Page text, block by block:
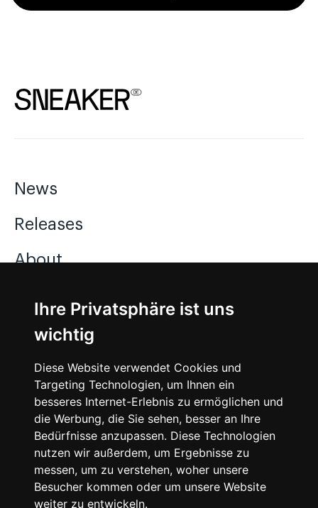
Ihre Privatsphäre ist uns
wichtig
Diese Website verwendet Cookies und
Targeting Technologien, um Ihnen ein
besseres Internet-Erlebnis zu ermöglichen und
die Werbung, die Sie sehen, besser an Ihre
Bedürfnisse anzupassen. Diese Technologien
nutzen wir außerdem, um Ergebnisse zu
messen, um zu verstehen, woher unsere
Besucher kommen oder um unsere Website
weiter zu entwickeln.
News
Releases
About
Instagram
Facebook
Vimeo